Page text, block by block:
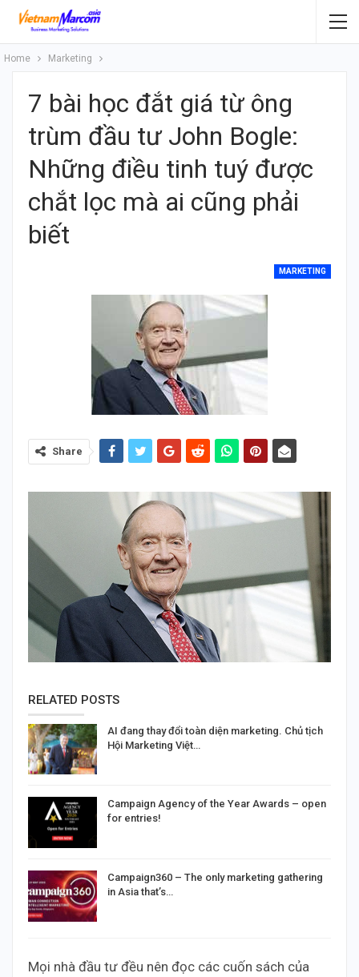
Home Marketing
7 bài học đắt giá từ ông
trùm đầu tư John Bogle:
Những điều tinh tuý được
chắt lọc mà ai cũng phải
biết
MARKETING
Share
RELATED POSTS
AI đang thay đổi toàn diện marketing. Chủ tịch
Hội Marketing Việt…
Campaign Agency of the Year Awards – open
for entries!
Campaign360 – The only marketing gathering
in Asia that’s…
Mọi nhà đầu tư đều nên đọc các cuốn sách của